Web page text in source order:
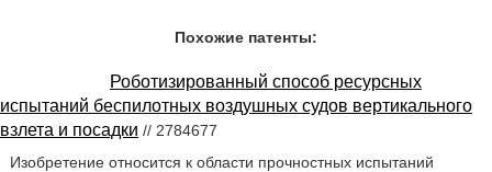
Похожие патенты:
Роботизированный способ ресурсных
испытаний беспилотных воздушных судов вертикального
взлета и посадки // 2784677
Изобретение относится к области прочностных испытаний